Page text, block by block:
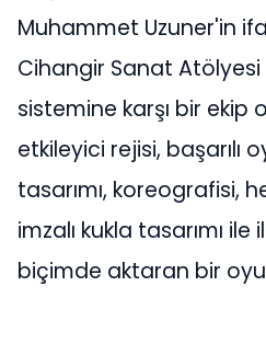
Muhammet Uzuner'in
Cihangir Sanat Atölyesi
sistemine karşı bir ekip
etkileyici rejisi, başarılı
tasarımı, koreografisi,
imzalı kukla tasarımı
biçimde aktaran bir